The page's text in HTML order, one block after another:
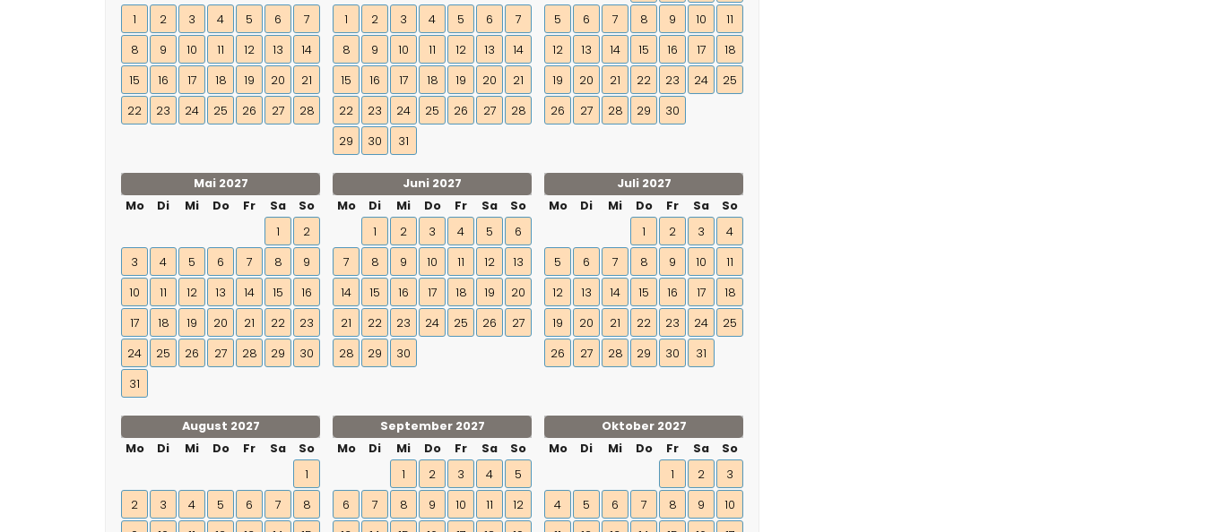
1 2 3 4 5 6
7
8
9 10 11 12 13
14
15
16 17 18 19 20
21
22
23 24 25 26 27 28
1 2 3 4 5 6
7
8
9 10 11 12 13
14
15
16 17 18 19 20
21
22
23 24 25 26 27
28
29
30 31
5
6 7 8 9 10
11
12
13 14 15 16 17
18
19
20 21 22 23 24
25
26
27 28 29 30
Mai 2027
Mo
Di Mi Do Fr Sa
So
1
2
3
4 5 6 7 8
9
10
11 12 13 14 15
16
17
18 19 20 21 22
23
24
25 26 27 28 29
30
31
Juni 2027
Mo
Di Mi Do Fr Sa
So
1
2 3 4 5
6
7
8 9 10 11 12
13
14
15 16 17 18 19
20
21
22 23 24 25 26
27
28
29 30
Juli 2027
Mo
Di Mi Do Fr Sa
So
1
2 3
4
5
6 7 8 9 10
11
12
13 14 15 16 17
18
19
20 21 22 23 24
25
26
27 28 29 30 31
August 2027
Mo
Di Mi Do Fr Sa
So
1
2
3 4 5 6 7
8
September 2027
Mo
Di Mi Do Fr Sa
So
1
2 3 4
5
6
7 8 9 10 11
12
Oktober 2027
Mo
Di Mi Do Fr Sa
So
1
2
3
4
5 6 7 8 9
10